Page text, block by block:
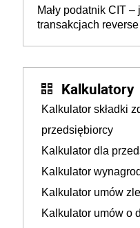
Mały podatnik CIT
transakcjach
Kalkulatory
Kalkulator składki
przedsiębiorcy
Kalkulator dla
Kalkulator
Kalkulator umów
Kalkulator umów o